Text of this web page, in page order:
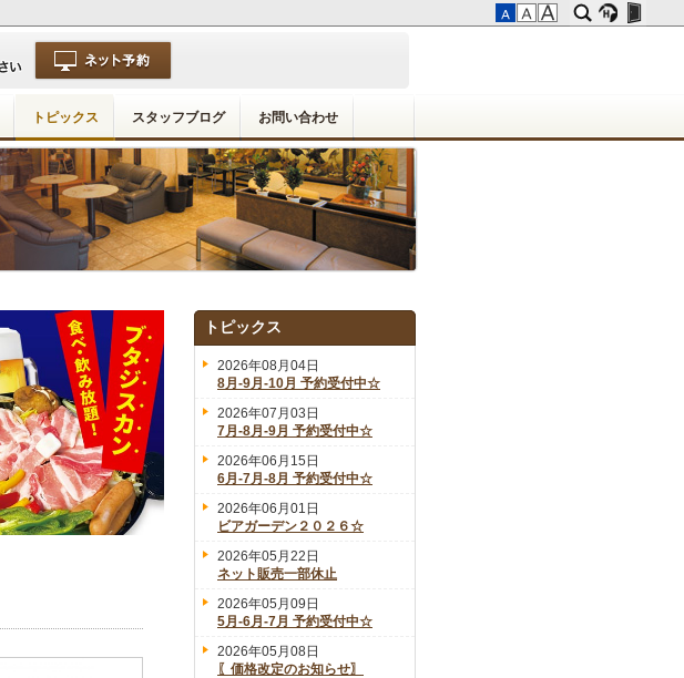
トピックス スタッフブログ お問い合わせ
トピックス
2026年08月04日
8月-9月-10月 予約受付中☆
2026年07月03日
7月-8月-9月 予約受付中☆
2026年06月15日
6月-7月-8月 予約受付中☆
2026年06月01日
ビアガーデン２０２６☆
2026年05月22日
ネット販売一部休止
2026年05月09日
5月-6月-7月 予約受付中☆
2026年05月08日
〖価格改定のお知らせ〗